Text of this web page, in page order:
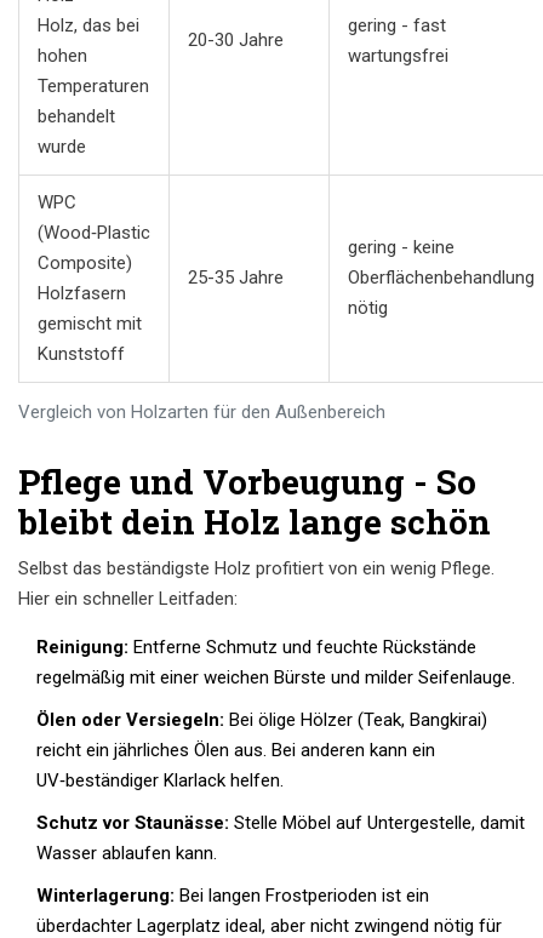
Vergleich von Holzarten für den Außenbereich
Holz, das bei
hohen
Temperaturen
behandelt
wurde
20-30 Jahre
gering - fast
wartungsfrei
WPC
(Wood‑Plastic
Composite)
Holzfasern
gemischt mit
Kunststoff
25-35 Jahre
gering - keine
Oberflächenbehandlung
nötig
Pflege und Vorbeugung - So
bleibt dein Holz lange schön
Selbst das beständigste Holz profitiert von ein wenig Pflege.
Hier ein schneller Leitfaden:
Reinigung: Entferne Schmutz und feuchte Rückstände
regelmäßig mit einer weichen Bürste und milder Seifenlauge.
Ölen oder Versiegeln: Bei ölige Hölzer (Teak, Bangkirai)
reicht ein jährliches Ölen aus. Bei anderen kann ein
UV‑beständiger Klarlack helfen.
Schutz vor Staunässe: Stelle Möbel auf Untergestelle, damit
Wasser ablaufen kann.
Winterlagerung: Bei langen Frostperioden ist ein
überdachter Lagerplatz ideal, aber nicht zwingend nötig für